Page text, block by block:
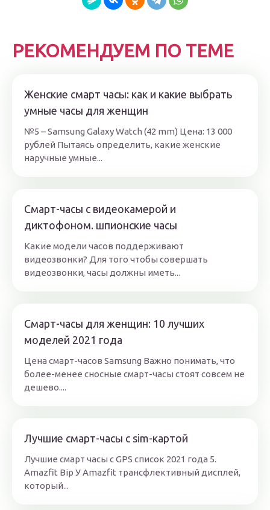
РЕКОМЕНДУЕМ ПО ТЕМЕ
Женские смарт часы: как и какие выбрать
умные часы для женщин
№5 – Samsung Galaxy Watch (42 mm) Цена: 13 000
рублей Пытаясь определить, какие женские
наручные умные...
Смарт-часы с видеокамерой и
диктофоном. шпионские часы
Какие модели часов поддерживают
видеозвонки? Для того чтобы совершать
видеозвонки, часы должны иметь...
Смарт-часы для женщин: 10 лучших
моделей 2021 года
Цена смарт-часов Samsung Важно понимать, что
более-менее сносные смарт-часы стоят совсем не
дешево....
Лучшие смарт-часы с sim-картой
Лучшие смарт часы с GPS список 2021 года 5.
Amazfit Bip У Amazfit трансфлективный дисплей,
который...